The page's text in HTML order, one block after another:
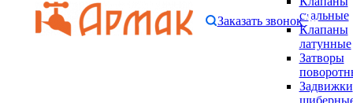
стальные
Клапаны
латунные
Затворы
Задвижки
Заказать звонок